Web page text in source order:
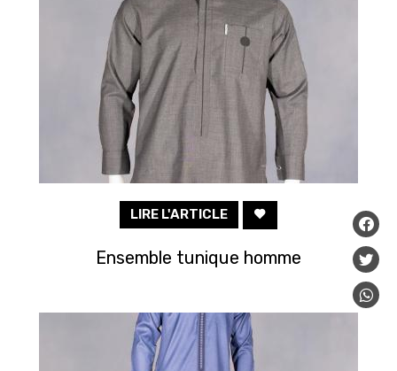
LIRE L'ARTICLE
Ensemble tunique homme